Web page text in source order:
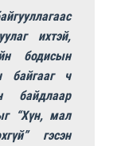
ихтэй,
бодисын
байгааг ч
байдлаар
“Хүн, мал
гэсэн